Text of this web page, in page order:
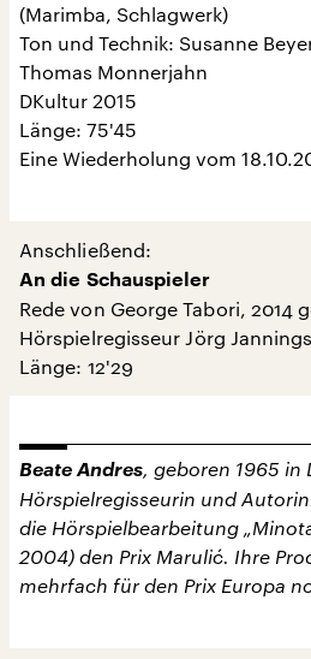
(Marimba, Schlagwerk)
Ton und Technik: Susanne
Thomas Monnerjahn
DKultur 2015
Länge: 75'45
Eine Wiederholung vom
Anschließend:
An die Schauspieler
Rede von George Tabori, 2014
Hörspielregisseur Jörg Jannings
Länge: 12'29
Beate Andres, geboren 1965 in
Hörspielregisseurin und
die Hörspielbearbeitung
2004) den Prix Marulić. Ihre
mehrfach für den Prix Europa